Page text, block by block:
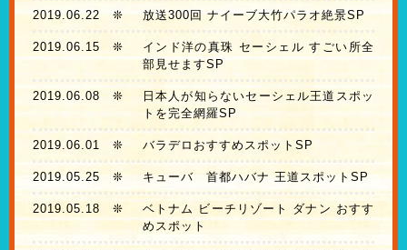
2019.06.22 ❊ 放送300回 ナイーブ大竹パラオ絶景SP
2019.06.15 ❊
インド洋の真珠 セーシェル すごい所全
部見せますSP
2019.06.08 ❊
日本人が知らないセーシェル王道スポッ
トを完全網羅SP
2019.06.01 ❊ バラデロおすすめスポットSP
2019.05.25 ❊ キューバ 首都ハバナ 王道スポットSP
2019.05.18 ❊
ベトナム ビーチリゾート ダナン おすす
めスポット